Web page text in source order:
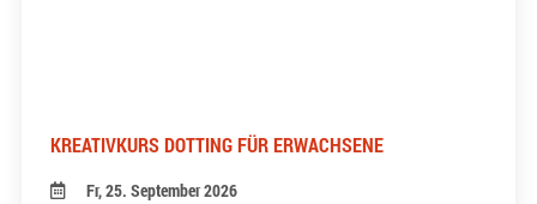
KREATIVKURS DOTTING FÜR ERWACHSENE
Fr, 25. September 2026